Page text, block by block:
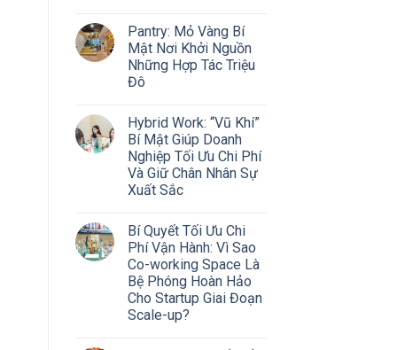
Pantry: Mỏ Vàng Bí
Mật Nơi Khởi Nguồn
Những Hợp Tác Triệu
Đô
Hybrid Work: “Vũ Khí”
Bí Mật Giúp Doanh
Nghiệp Tối Ưu Chi Phí
Và Giữ Chân Nhân Sự
Xuất Sắc
Bí Quyết Tối Ưu Chi
Phí Vận Hành: Vì Sao
Co-working Space Là
Bệ Phóng Hoàn Hảo
Cho Startup Giai Đoạn
Scale-up?